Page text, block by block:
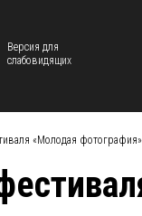
Версия для
слабовидящих
«Молодая фотография»